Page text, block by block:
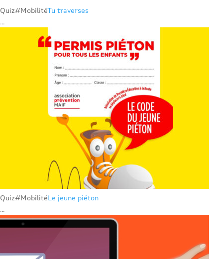
Quiz#MobilitéTu traverses
...
Quiz#MobilitéLe jeune piéton
...